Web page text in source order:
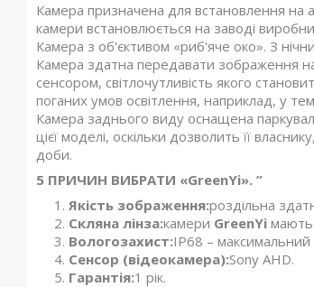
Камера призначена для встановлення на
камери встановлюється на заводі
Камера з об'єктивом «риб'яче око». З
Камера здатна передавати зображення
сенсором, світлочутливість якого
поганих умов освітлення, наприклад, у
Камера заднього виду оснащена
цієї моделі, оскільки дозволить її
доби.
5 ПРИЧИН ВИБРАТИ «GreenYi». ”
Якість зображення:роздільна
Скляна лінза:камери GreenYi мають
Вологозахист:IP68 – максимальний
Сенсор (відеокамера):Sony AHD.
Гарантія:1 рік.